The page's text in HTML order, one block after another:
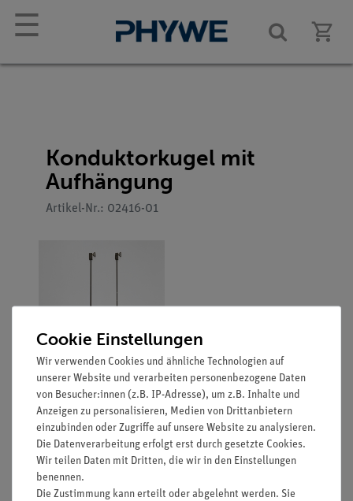
☰
Konduktorkugel mit
Aufhängung
Artikel-Nr.: 02416-01
Funktion und Verwendung
Ein Paar, zur quantitativen Messung elektrostatischer
Kräfte mit Hilfe des Torsionskraftmessers.
Vorteile
Cookie Einstellungen
Wir verwenden Cookies und ähnliche Technologien auf
unserer Website und verarbeiten personenbezogene Daten
von Besucher:innen (z.B. IP-Adresse), um z.B. Inhalte und
Anzeigen zu personalisieren, Medien von Drittanbietern
einzubinden oder Zugriffe auf unsere Website zu analysieren.
Die Datenverarbeitung erfolgt erst durch gesetzte Cookies.
Wir teilen Daten mit Dritten, die wir in den Einstellungen
benennen.
Die Zustimmung kann erteilt oder abgelehnt werden. Sie